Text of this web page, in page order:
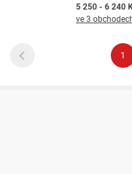
5 250 - 6 240
ve 3
1